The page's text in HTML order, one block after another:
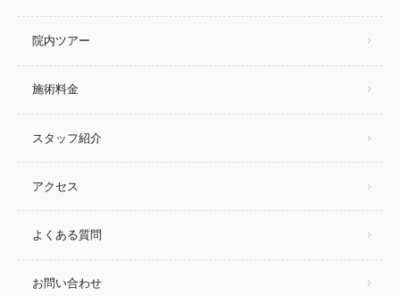
院内ツアー
施術料金
スタッフ紹介
アクセス
よくある質問
お問い合わせ